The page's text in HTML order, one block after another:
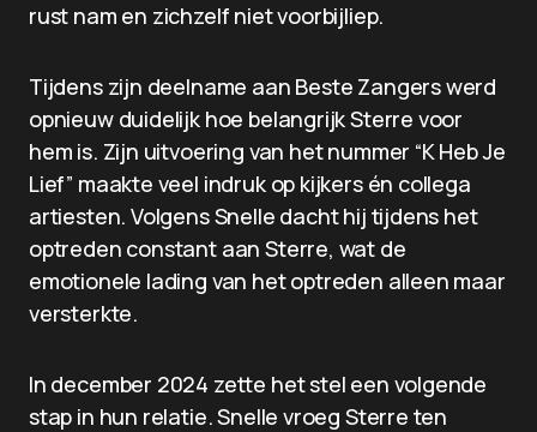
rust nam en zichzelf niet voorbijliep.
Tijdens zijn deelname aan Beste Zangers werd
opnieuw duidelijk hoe belangrijk Sterre voor
hem is. Zijn uitvoering van het nummer “K Heb Je
Lief” maakte veel indruk op kijkers én collega
artiesten. Volgens Snelle dacht hij tijdens het
optreden constant aan Sterre, wat de
emotionele lading van het optreden alleen maar
versterkte.
In december 2024 zette het stel een volgende
stap in hun relatie. Snelle vroeg Sterre ten